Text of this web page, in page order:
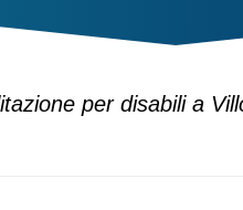
per disabili a